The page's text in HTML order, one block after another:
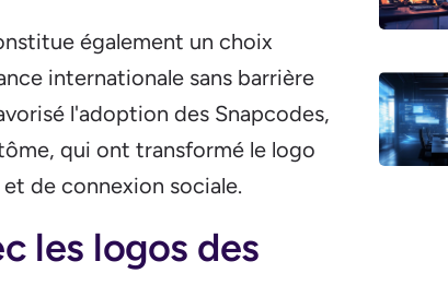
également un choix
internationale sans barrière
l'adoption des Snapcodes,
qui ont transformé le logo
de connexion sociale.
les logos des